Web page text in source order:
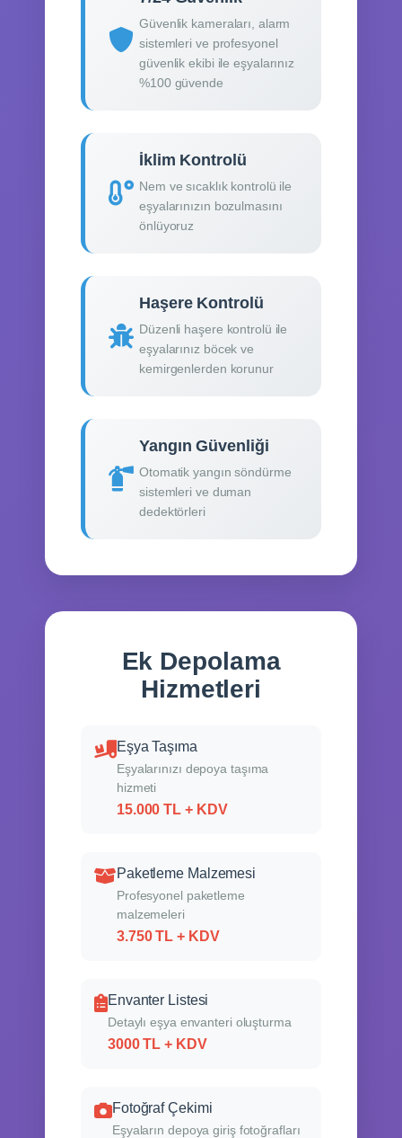
Güvenlik kameraları, alarm
sistemleri ve profesyonel
güvenlik ekibi ile eşyalarınız
%100 güvende
İklim Kontrolü
Nem ve sıcaklık kontrolü ile
eşyalarınızın bozulmasını
önlüyoruz
Haşere Kontrolü
Düzenli haşere kontrolü ile
eşyalarınız böcek ve
kemirgenlerden korunur
Yangın Güvenliği
Otomatik yangın söndürme
sistemleri ve duman
dedektörleri
Ek Depolama
Hizmetleri
Eşya Taşıma
Eşyalarınızı depoya taşıma
hizmeti
15.000 TL + KDV
Paketleme Malzemesi
Profesyonel paketleme
malzemeleri
3.750 TL + KDV
Envanter Listesi
Detaylı eşya envanteri oluşturma
3000 TL + KDV
Fotoğraf Çekimi
Eşyaların depoya giriş fotoğrafları